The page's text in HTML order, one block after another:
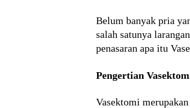
Belum banyak pria
salah satunya
penasaran apa itu
Pengertian
Vasektomi